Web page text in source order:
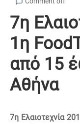
7η
1η
από 15
Αθήνα
7η Ελαιοτεχνία